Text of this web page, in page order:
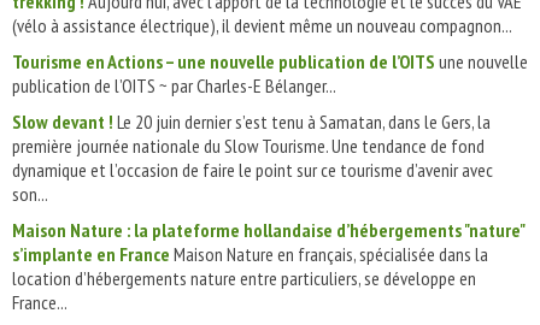
(vélo à assistance électrique), il devient même un nouveau compagnon...
Tourisme en Actions – une nouvelle publication de l’OITS une nouvelle
publication de l’OITS ~ par Charles-E Bélanger...
Slow devant ! Le 20 juin dernier s’est tenu à Samatan, dans le Gers, la
première journée nationale du Slow Tourisme. Une tendance de fond
dynamique et l’occasion de faire le point sur ce tourisme d’avenir avec
son...
Maison Nature : la plateforme hollandaise d’hébergements "nature"
s’implante en France Maison Nature en français, spécialisée dans la
location d’hébergements nature entre particuliers, se développe en
France...